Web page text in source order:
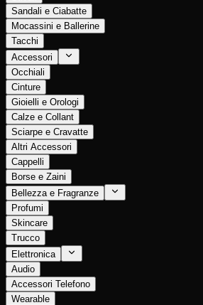
Sandali e Ciabatte
Mocassini e Ballerine
Tacchi
Accessori
Occhiali
Cinture
Gioielli e Orologi
Calze e Collant
Sciarpe e Cravatte
Altri Accessori
Cappelli
Borse e Zaini
Bellezza e Fragranze
Profumi
Skincare
Trucco
Elettronica
Audio
Accessori Telefono
Wearable